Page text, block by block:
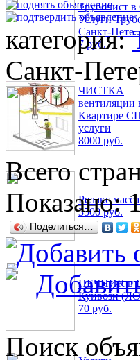
Трубочист
Услуги
Санкт-Пете..
7 руб.
ЧИСТКА
вентиляции
Квартире
услуги
8000 руб.
Релакс
3500 руб.
ПЕЧНИК в
Куйвози
70 руб.
категория:
Санкт-
Всего
Показано:
Поделиться…
Поиск